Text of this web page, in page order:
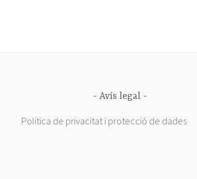
Avís legal
Política de privacitat i protecció de dades